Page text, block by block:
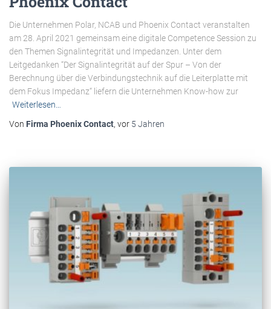
Die Unternehmen Polar, NCAB und Phoenix Contact veranstalten
am 28. April 2021 gemeinsam eine digitale Competence Session zu
den Themen Signalintegrität und Impedanzen. Unter dem
Leitgedanken “Der Signalintegrität auf der Spur – Von der
Berechnung über die Verbindungstechnik auf die Leiterplatte mit
dem Fokus Impedanz“ liefern die Unternehmen Know-how zur
Weiterlesen…
Von Firma Phoenix Contact, vor 5 Jahren